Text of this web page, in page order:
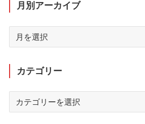
月別アーカイブ
イ
ブ
カテゴリー